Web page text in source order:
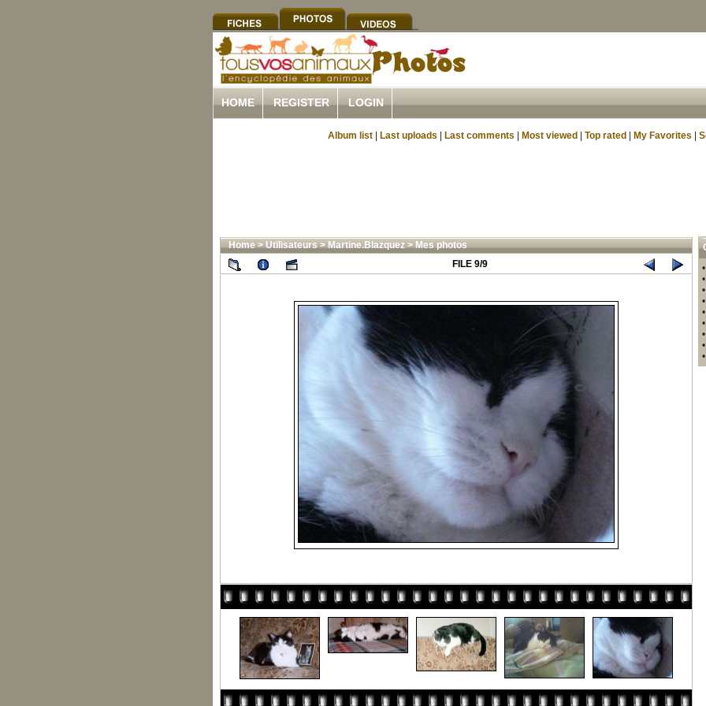
HOME REGISTER LOGIN
Album list Last uploads Last comments Most viewed Top rated My Favorites
Home>Utilisateurs>Martine.Blazquez>Mes photos
FILE 9/9
•
•
•
•